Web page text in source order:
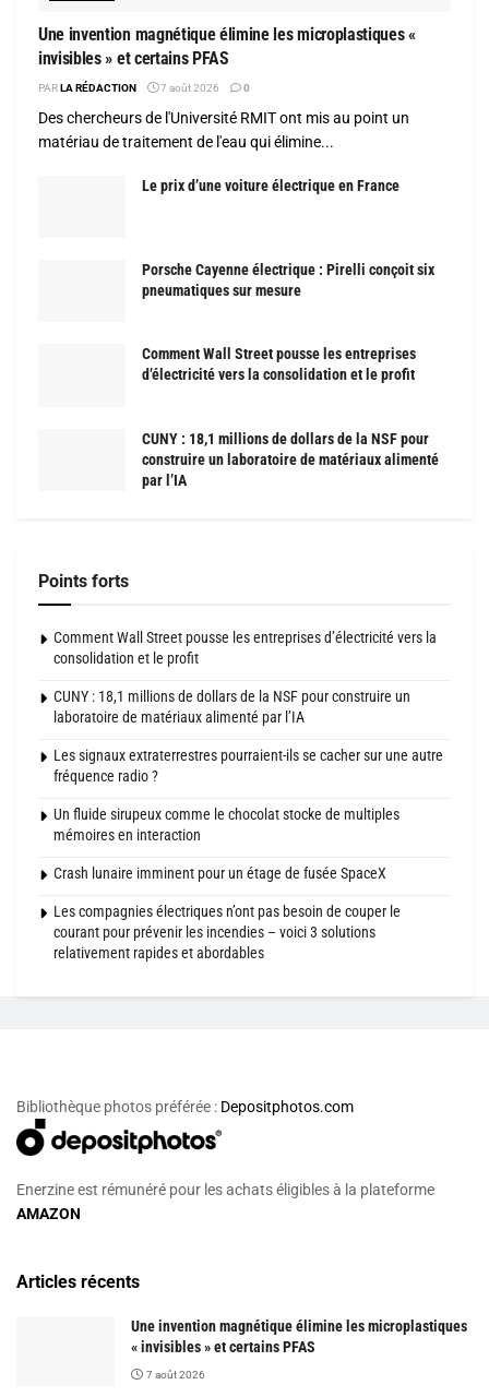
Une invention magnétique élimine les microplastiques «
invisibles » et certains PFAS
PARLA RÉDACTION 7 août 2026 0
Des chercheurs de l'Université RMIT ont mis au point un
matériau de traitement de l'eau qui élimine...
Le prix d’une voiture électrique en France
Porsche Cayenne électrique : Pirelli conçoit six
pneumatiques sur mesure
Comment Wall Street pousse les entreprises
d’électricité vers la consolidation et le profit
CUNY : 18,1 millions de dollars de la NSF pour
construire un laboratoire de matériaux alimenté
par l’IA
Points forts
Comment Wall Street pousse les entreprises d’électricité vers la
consolidation et le profit
CUNY : 18,1 millions de dollars de la NSF pour construire un
laboratoire de matériaux alimenté par l’IA
Les signaux extraterrestres pourraient-ils se cacher sur une autre
fréquence radio ?
Un fluide sirupeux comme le chocolat stocke de multiples
mémoires en interaction
Crash lunaire imminent pour un étage de fusée SpaceX
Les compagnies électriques n’ont pas besoin de couper le
courant pour prévenir les incendies – voici 3 solutions
relativement rapides et abordables
Bibliothèque photos préférée : Depositphotos.com
Enerzine est rémunéré pour les achats éligibles à la plateforme
AMAZON
Articles récents
Une invention magnétique élimine les microplastiques
« invisibles » et certains PFAS
7 août 2026